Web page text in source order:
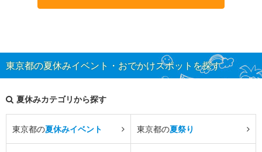
東京都の夏休みイベント・おでかけスポットを探す
夏休みカテゴリから探す
東京都の夏休みイベント 東京都の夏祭り